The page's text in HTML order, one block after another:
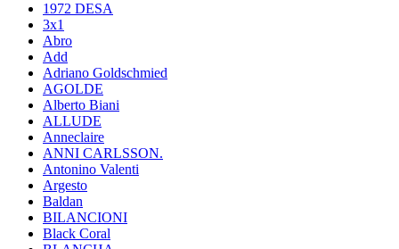
1972 DESA
3x1
Abro
Add
Adriano Goldschmied
AGOLDE
Alberto Biani
ALLUDE
Anneclaire
ANNI CARLSSON.
Antonino Valenti
Argesto
Baldan
BILANCIONI
Black Coral